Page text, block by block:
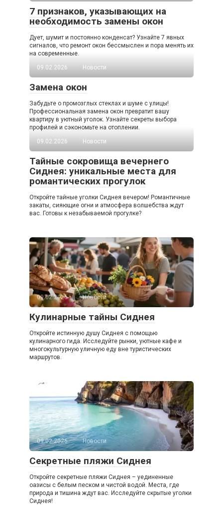
7 признаков, указывающих на
необходимость замены окон
Дует, шумит и постоянно конденсат? Узнайте 7 явных
сигналов, что ремонт окон бессмыслен и пора менять их
на современные.
09.02.2026
Новости
Замена окон
Забудьте о промозглых стеклах и шуме с улицы!
Профессиональная замена окон превратит вашу
квартиру в уютный уголок. Узнайте секреты выбора
профилей и сэкономьте на отоплении.
09.02.2026
Новости
Тайные сокровища вечернего
Сиднея: уникальные места для
романтических прогулок
Откройте тайные уголки Сиднея вечером! Романтичные
закаты, сияющие огни и атмосфера волшебства ждут
вас. Готовы к незабываемой прогулке?
09.02.2026 Новости
Кулинарные тайны Сиднея
Откройте истинную душу Сиднея с помощью
кулинарного гида. Исследуйте рынки, уютные кафе и
многокультурную уличную еду вне туристических
маршрутов.
09.02.2026 Новости
Секретные пляжи Сиднея
Откройте секретные пляжи Сиднея – уединенные
оазисы с белым песком и чистой водой. Места, где
природа и тишина ждут вас. Исследуйте скрытые уголки
Сиднея!